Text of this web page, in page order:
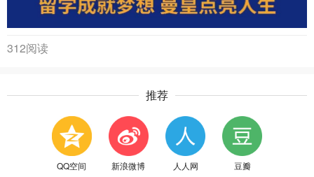
312阅读
推荐
QQ空间 新浪微博 人人网 豆瓣